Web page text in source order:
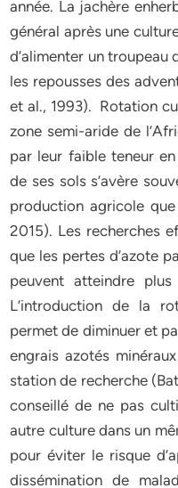
année. La jachère
général après une
d’alimenter un troupeau
les repousses des
et al., 1993). Rotation
zone semi-aride de
par leur faible teneur
de ses sols s’avère
production agricole
2015). Les recherches
que les pertes d’azote
peuvent atteindre
L’introduction de la
permet de diminuer et
engrais azotés
station de recherche
conseillé de ne pas
autre culture dans un
pour éviter le risque
dissémination de